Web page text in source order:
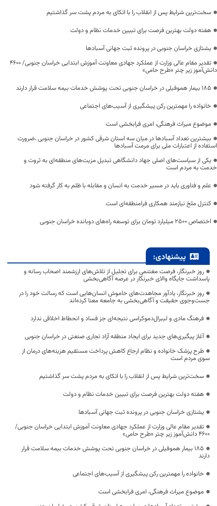
سخت‌ترین شرایط پس از انقلاب را با اتکای به مردم پشت سر گذاشتیم
هفته دولت بهترین فرصت برای تبیین خدمات نظام و دولت
یشتازی خراسان جنوبی در پرونده ثبت جهانی آسبادها
تقدیر مقام عالی وزارت از عملکرد جهادی معاونت آموزش ابتدایی خراسان جنوبی/ ۴۶۰۰
دانش‌آموز زیر چتر «طرح حامی»
۱۸۵ بیمار هموفیلی در خراسان جنوبی تحت پوشش خدمات بیمه سلامت قرار دارند
خانواده را مهمترین رکن پیشگیری از آسیب‌های اجتماعی
موضوع میراث فرهنگی، امری فرابخشی است
بیشترین تعداد آسبادها در میان سه استان شرقی کشور در خراسان جنوبی ،ضرورت
استفاده از اعتبارات ملی برای مرمت آسبادها
یکی از سیاست‌های اصلی جهاد دانشگاهی تبدیل مزیت‌های منطقه‌ای به ثروت و
خدمت به مردم است
علم و فناوری باید در مسیر خدمت به انسان و مقابله با ظلم به کار گرفته شود
کنترل ملخ نیازمند همکاری فرامنطقه‌ای است
اختصاص 2500 میلیارد تومان برای توسعه راه‌های دوبانده خراسان جنوبی
پیشنهادی:
روز خبرنگار، فرصت مغتنمی برای تجلیل از تلاش‌های ارزشمند اصحاب رسانه و
پاسداشت جایگاه والای خبرنگار در عرصه آگاهی‌بخشی
روز خبرنگار، یادآور مجاهدت‌های خاموش انسان‌هایی است که رسالت خود را در
جست‌وجوی حقیقت و آگاهی‌بخشی به جامعه معنا کرده‌اند
فرهنگ مادی و لیبرال‌دموکراسی نتیجه‌ای جز فساد و انحطاط اخلاقی ندارد
آغاز پیگیری‌های جدید برای ایجاد منطقه آزاد تجاری صنعتی در خراسان جنوبی
طرح پزشک خانواده و نظام ارجاع کاهش پرداخت مستقیم هزینه‌های درمان از
سوی مردم است
سخت‌ترین شرایط پس از انقلاب را با اتکای به مردم پشت سر گذاشتیم
هفته دولت بهترین فرصت برای تبیین خدمات نظام و دولت
یشتازی خراسان جنوبی در پرونده ثبت جهانی آسبادها
تقدیر مقام عالی وزارت از عملکرد جهادی معاونت آموزش ابتدایی خراسان جنوبی/
۴۶۰۰ دانش‌آموز زیر چتر «طرح حامی»
۱۸۵ بیمار هموفیلی در خراسان جنوبی تحت پوشش خدمات بیمه سلامت قرار
دارند
خانواده را مهمترین رکن پیشگیری از آسیب‌های اجتماعی
موضوع میراث فرهنگی، امری فرابخشی است